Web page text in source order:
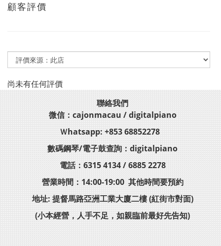
顧客評價
尚未有任何評價
聯絡我們
微信：cajonmacau / digitalpiano
Ｗhatsapp: +853 68852278
數碼鋼琴/電子鼓查詢：digitalpiano
電話：6315 4134 / 6885 2278
營業時間：14:00-19:00 其他時間要預約
地址: 提督馬路亞洲工業大廈二樓 (紅街市對面)
(小本經營，人手不足，如親臨前最好先告知)